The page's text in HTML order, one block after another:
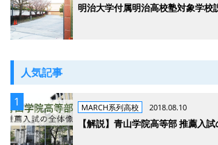
明治大学付属明治高校塾対象学校
人気記事
MARCH系列高校 2018.08.10
【解説】青山学院高等部 推薦入